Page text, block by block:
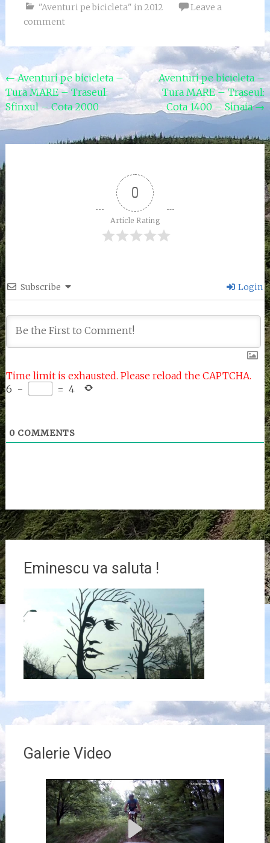
"Aventuri pe bicicleta" in 2012
Leave a
comment
Post
navigation
←Aventuri pe bicicleta –
Tura MARE – Traseul:
Sfinxul – Cota 2000
Aventuri pe bicicleta –
Tura MARE – Traseul:
Cota 1400 – Sinaia→
0
Article Rating
Subscribe Login
Time limit is exhausted. Please reload the CAPTCHA.
6 − = 4
0COMMENTS
Eminescu va saluta !
Galerie Video